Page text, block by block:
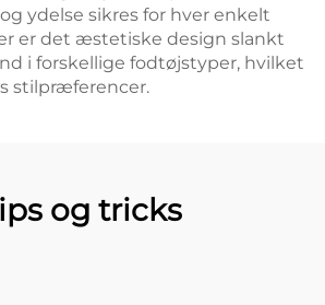
ydelse sikres for hver enkelt
er det æstetiske design slankt
i forskellige fodtøjstyper, hvilket
stilpræferencer.
og tricks